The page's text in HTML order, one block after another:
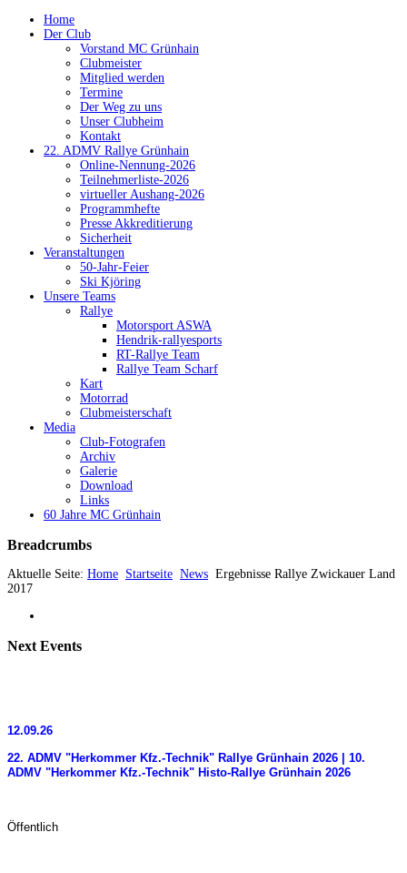
Home
Der Club
Vorstand MC Grünhain
Clubmeister
Mitglied werden
Termine
Der Weg zu uns
Unser Clubheim
Kontakt
22. ADMV Rallye Grünhain
Online-Nennung-2026
Teilnehmerliste-2026
virtueller Aushang-2026
Programmhefte
Presse Akkreditierung
Sicherheit
Veranstaltungen
50-Jahr-Feier
Ski Kjöring
Unsere Teams
Rallye
Motorsport ASWA
Hendrik-rallyesports
RT-Rallye Team
Rallye Team Scharf
Kart
Motorrad
Clubmeisterschaft
Media
Club-Fotografen
Archiv
Galerie
Download
Links
60 Jahre MC Grünhain
Breadcrumbs
Aktuelle Seite: Home Startseite News Ergebnisse Rallye Zwickauer Land
2017
Next Events
12.09.26
22. ADMV "Herkommer Kfz.-Technik" Rallye Grünhain 2026 | 10.
ADMV "Herkommer Kfz.-Technik" Histo-Rallye Grünhain 2026
Öffentlich